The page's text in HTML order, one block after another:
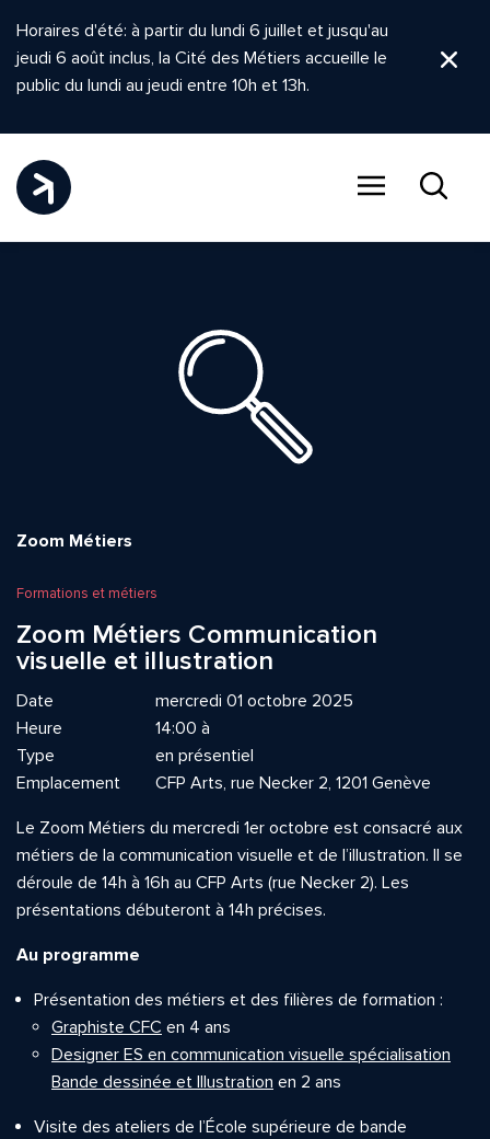
Horaires d'été: à partir du lundi 6 juillet et jusqu'au
jeudi 6 août inclus, la Cité des Métiers accueille le
public du lundi au jeudi entre 10h et 13h.
Zoom Métiers
Formations et métiers
Zoom Métiers Communication
visuelle et illustration
Date
mercredi 01 octobre 2025
Heure
14:00 à
Type
en présentiel
Emplacement
CFP Arts, rue Necker 2, 1201 Genève
Le Zoom Métiers du mercredi 1er octobre est consacré aux
métiers de la communication visuelle et de l’illustration. Il se
déroule de 14h à 16h au CFP Arts (rue Necker 2). Les
présentations débuteront à 14h précises.
Au programme
Présentation des métiers et des filières de formation :
Graphiste CFC en 4 ans
Designer ES en communication visuelle spécialisation
Bande dessinée et Illustration en 2 ans
Visite des ateliers de l’École supérieure de bande